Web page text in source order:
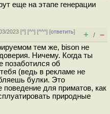
еще на этапе генерации
2023 [^] [^^] [^^^] [ответить]
+ / –
тем же, bison не
Ничему. Когда ты
позаботился об
(ведь в рекламе не
булки. Это
для приматов, как
природные